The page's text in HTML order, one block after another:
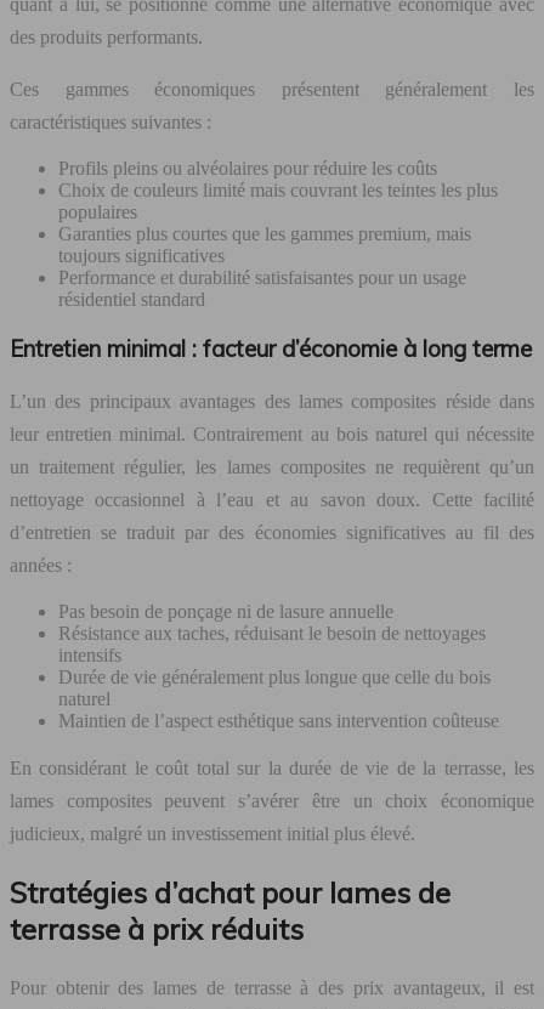
quant à lui, se positionne comme une alternative économique avec
des produits performants.
Ces gammes économiques présentent généralement les
caractéristiques suivantes :
Profils pleins ou alvéolaires pour réduire les coûts
Choix de couleurs limité mais couvrant les teintes les plus
populaires
Garanties plus courtes que les gammes premium, mais
toujours significatives
Performance et durabilité satisfaisantes pour un usage
résidentiel standard
Entretien minimal : facteur d’économie à long terme
L’un des principaux avantages des lames composites réside dans
leur entretien minimal. Contrairement au bois naturel qui nécessite
un traitement régulier, les lames composites ne requièrent qu’un
nettoyage occasionnel à l’eau et au savon doux. Cette facilité
d’entretien se traduit par des économies significatives au fil des
années :
Pas besoin de ponçage ni de lasure annuelle
Résistance aux taches, réduisant le besoin de nettoyages
intensifs
Durée de vie généralement plus longue que celle du bois
naturel
Maintien de l’aspect esthétique sans intervention coûteuse
En considérant le coût total sur la durée de vie de la terrasse, les
lames composites peuvent s’avérer être un choix économique
judicieux, malgré un investissement initial plus élevé.
Stratégies d’achat pour lames de
terrasse à prix réduits
Pour obtenir des lames de terrasse à des prix avantageux, il est